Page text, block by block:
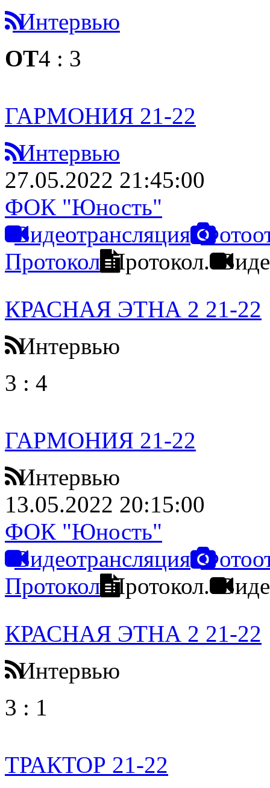
Интервью
ОТ4 : 3
ГАРМОНИЯ 21-22
Интервью
27.05.2022 21:45:00
ФОК "Юность"
Видеотрансляция
Протокол Протокол.
КРАСНАЯ ЭТНА 2 21-22
Интервью
3 : 4
ГАРМОНИЯ 21-22
Интервью
13.05.2022 20:15:00
ФОК "Юность"
Видеотрансляция
Протокол Протокол.
КРАСНАЯ ЭТНА 2 21-22
Интервью
3 : 1
ТРАКТОР 21-22